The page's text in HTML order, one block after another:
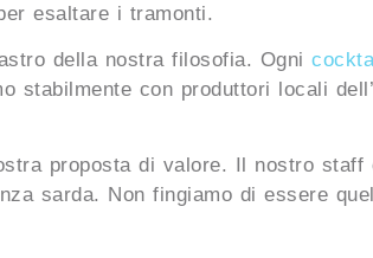
esaltare i tramonti.
della nostra filosofia. Ogni
stabilmente con produttori locali
proposta di valore. Il nostro
sarda. Non fingiamo di essere